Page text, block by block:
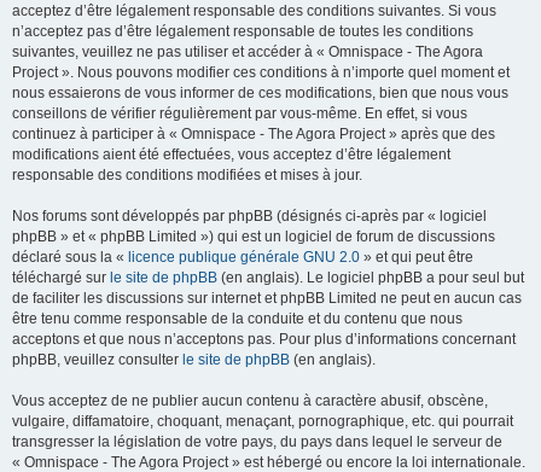
acceptez d’être légalement responsable des conditions suivantes. Si vous
n’acceptez pas d’être légalement responsable de toutes les conditions
suivantes, veuillez ne pas utiliser et accéder à « Omnispace - The Agora
Project ». Nous pouvons modifier ces conditions à n’importe quel moment et
nous essaierons de vous informer de ces modifications, bien que nous vous
conseillons de vérifier régulièrement par vous-même. En effet, si vous
continuez à participer à « Omnispace - The Agora Project » après que des
modifications aient été effectuées, vous acceptez d’être légalement
responsable des conditions modifiées et mises à jour.
Nos forums sont développés par phpBB (désignés ci-après par « logiciel
phpBB » et « phpBB Limited ») qui est un logiciel de forum de discussions
déclaré sous la « licence publique générale GNU 2.0 » et qui peut être
téléchargé sur le site de phpBB (en anglais). Le logiciel phpBB a pour seul but
de faciliter les discussions sur internet et phpBB Limited ne peut en aucun cas
être tenu comme responsable de la conduite et du contenu que nous
acceptons et que nous n’acceptons pas. Pour plus d’informations concernant
phpBB, veuillez consulter le site de phpBB (en anglais).
Vous acceptez de ne publier aucun contenu à caractère abusif, obscène,
vulgaire, diffamatoire, choquant, menaçant, pornographique, etc. qui pourrait
transgresser la législation de votre pays, du pays dans lequel le serveur de
« Omnispace - The Agora Project » est hébergé ou encore la loi internationale.